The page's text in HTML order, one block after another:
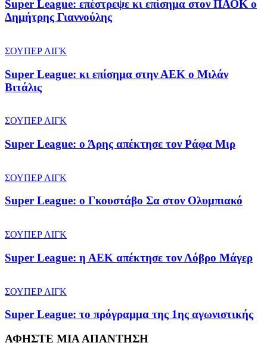
Super League: επέστρεψε κι επίσημα στον ΠΑΟΚ ο
Δημήτρης Γιαννούλης
ΣΟΥΠΕΡ ΛΙΓΚ
Super League: κι επίσημα στην ΑΕΚ ο Μιλάν
Βιτάλις
ΣΟΥΠΕΡ ΛΙΓΚ
Super League: ο Άρης απέκτησε τον Ράφα Μιρ
ΣΟΥΠΕΡ ΛΙΓΚ
Super League: ο Γκουστάβο Σα στον Ολυμπιακό
ΣΟΥΠΕΡ ΛΙΓΚ
Super League: η ΑΕΚ απέκτησε τον Λόβρο Μάγερ
ΣΟΥΠΕΡ ΛΙΓΚ
Super League: το πρόγραμμα της 1ης αγωνιστικής
ΑΦΗΣΤΕ ΜΙΑ ΑΠΑΝΤΗΣΗ